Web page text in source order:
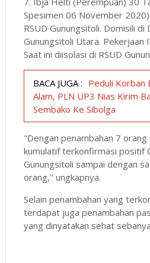
Spesimen 06 November
RSUD Gunungsitoli. Domisili
Gunungsitoli Utara. Pekerjaan
Saat ini diisolasi di RSUD
BACA JUGA : Peduli Korban
Alam, PLN UP3 Nias Kirim
Sembako Ke Sibolga
"Dengan penambahan 7
kumulatif terkonfirmasi positif
Gunungsitoli sampai dengan
orang," ungkapnya.
Selain penambahan yang
terdapat juga penambahan
yang dinyatakan sehat